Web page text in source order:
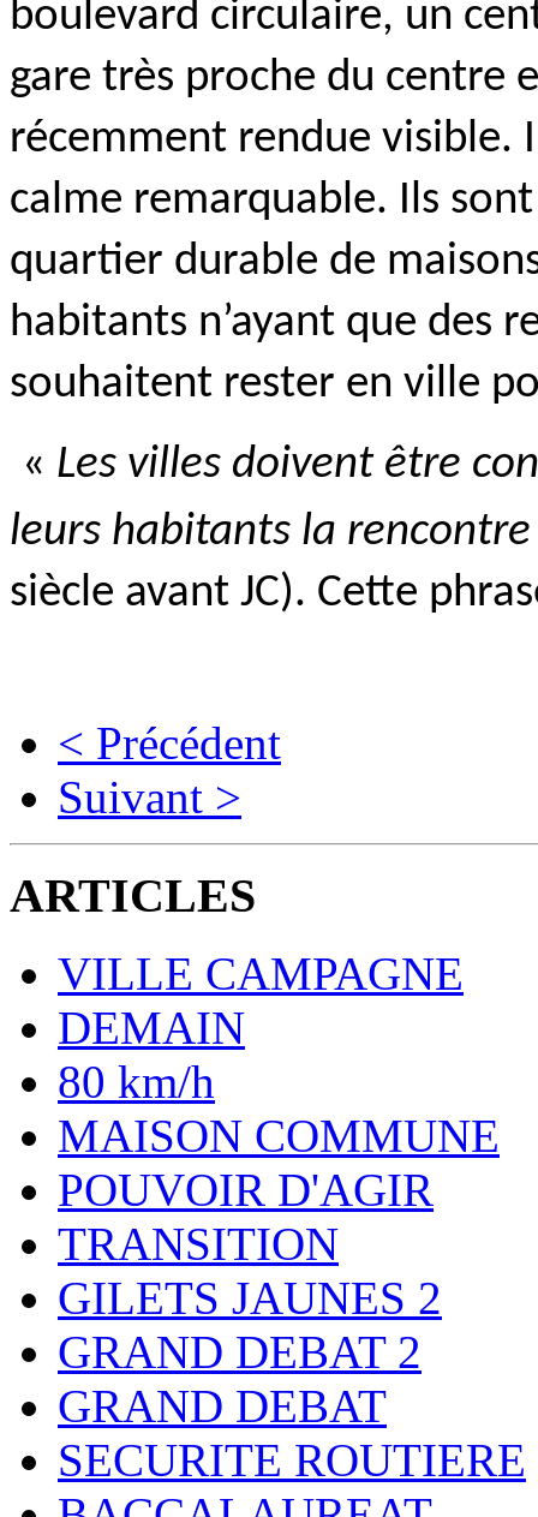
boulevard circulaire, un
gare très proche du centre
récemment rendue visible.
calme remarquable. Ils
quartier durable de
habitants n’ayant que des
souhaitent rester en ville
« Les villes doivent être
leurs habitants la
siècle avant JC). Cette
< Précédent
Suivant >
ARTICLES
VILLE CAMPAGNE
DEMAIN
80 km/h
MAISON COMMUNE
POUVOIR D'AGIR
TRANSITION
GILETS JAUNES 2
GRAND DEBAT 2
GRAND DEBAT
SECURITE ROUTIERE